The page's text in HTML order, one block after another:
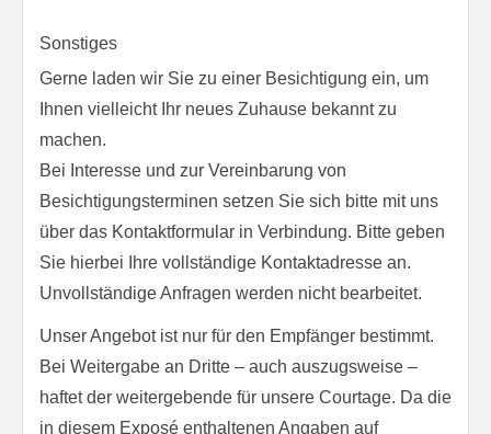
Sonstiges
Gerne laden wir Sie zu einer Besichtigung ein, um
Ihnen vielleicht Ihr neues Zuhause bekannt zu
machen.
Bei Interesse und zur Vereinbarung von
Besichtigungsterminen setzen Sie sich bitte mit uns
über das Kontaktformular in Verbindung. Bitte geben
Sie hierbei Ihre vollständige Kontaktadresse an.
Unvollständige Anfragen werden nicht bearbeitet.
Unser Angebot ist nur für den Empfänger bestimmt.
Bei Weitergabe an Dritte – auch auszugsweise –
haftet der weitergebende für unsere Courtage. Da die
in diesem Exposé enthaltenen Angaben auf